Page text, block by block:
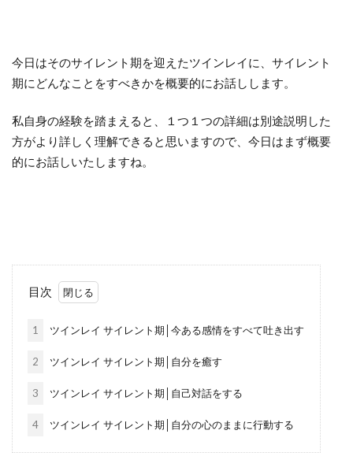
今日はそのサイレント期を迎えたツインレイに、サイレント
期にどんなことをすべきかを概要的にお話しします。
私自身の経験を踏まえると、１つ１つの詳細は別途説明した
方がより詳しく理解できると思いますので、今日はまず概要
的にお話しいたしますね。
目次
1 ツインレイ サイレント期│今ある感情をすべて吐き出す
2 ツインレイ サイレント期│自分を癒す
3 ツインレイ サイレント期│自己対話をする
4 ツインレイ サイレント期│自分の心のままに行動する